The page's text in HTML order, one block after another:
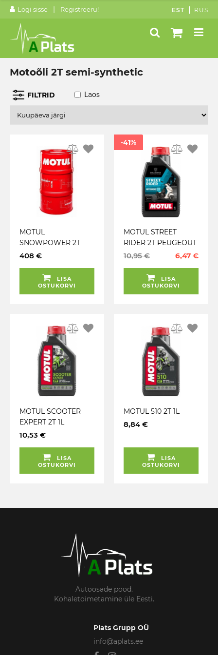
Logi sisse | Registreeru! EST RUS
Motoõli 2T semi-synthetic
FILTRID Laos
MOTUL
SNOWPOWER 2T
ESTER 60L
408 €
LISA
OSTUKORVI
-41%
MOTUL STREET
RIDER 2T PEUGEOUT
1L
10,95 € 6,47 €
LISA
OSTUKORVI
MOTUL SCOOTER
EXPERT 2T 1L
10,53 €
LISA
OSTUKORVI
MOTUL 510 2T 1L
8,84 €
LISA
OSTUKORVI
Autoosade pood.
Kohaletoimetamine üle Eesti.
Plats Grupp OÜ
info@aplats.ee